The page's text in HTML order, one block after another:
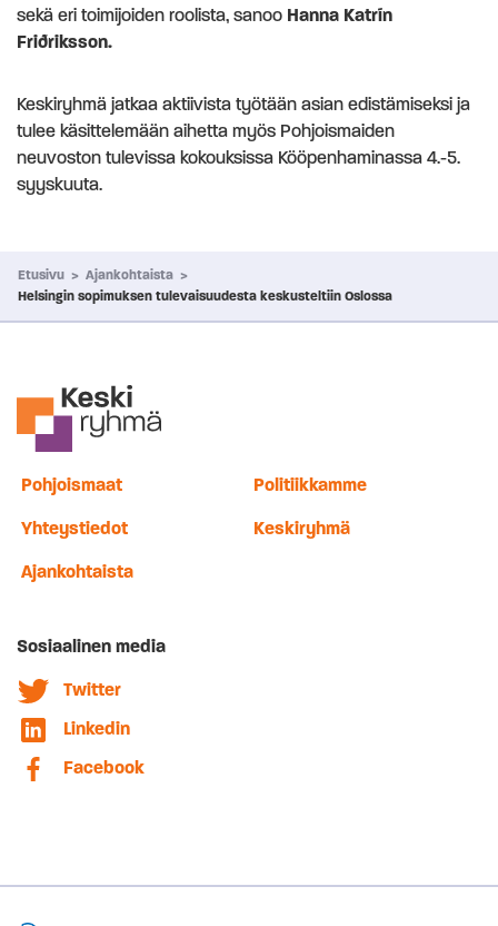
sekä eri toimijoiden roolista, sanoo Hanna Katrín
Friðriksson.
Keskiryhmä jatkaa aktiivista työtään asian edistämiseksi ja
tulee käsittelemään aihetta myös Pohjoismaiden
neuvoston tulevissa kokouksissa Kööpenhaminassa 4.-5.
syyskuuta.
Etusivu > Ajankohtaista >
Helsingin sopimuksen tulevaisuudesta keskusteltiin Oslossa
Pohjoismaat Politiikkamme
Yhteystiedot Keskiryhmä
Ajankohtaista
Sosiaalinen media
Twitter
Linkedin
Facebook